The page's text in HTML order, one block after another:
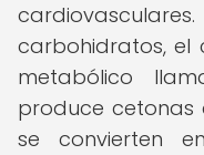
carbohidratos, el
metabólico
produce
se convierten